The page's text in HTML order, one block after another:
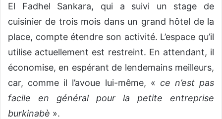
El Fadhel Sankara, qui a suivi un stage de
cuisinier de trois mois dans un grand hôtel de la
place, compte étendre son activité. L’espace qu’il
utilise actuellement est restreint. En attendant, il
économise, en espérant de lendemains meilleurs,
car, comme il l’avoue lui-même, « ce n’est pas
facile en général pour la petite entreprise
burkinabè ».